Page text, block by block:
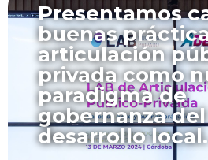
Presentamos
buenas
articulación
privada como
paradigma de
gobernanza del
desarrollo local.